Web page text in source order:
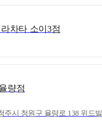
차타 소이3점
량점
주시 청원구 율량로 138 위드빌